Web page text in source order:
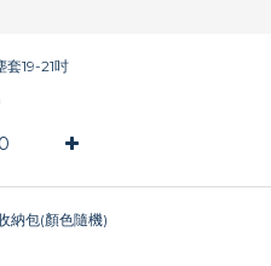
套19-21吋
納包(顏色隨機)